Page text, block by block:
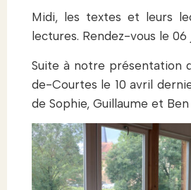
Midi, les textes et leurs
lectures. Rendez-vous le
Suite à notre présentation
de-Courtes le 10 avril
de Sophie, Guillaume et